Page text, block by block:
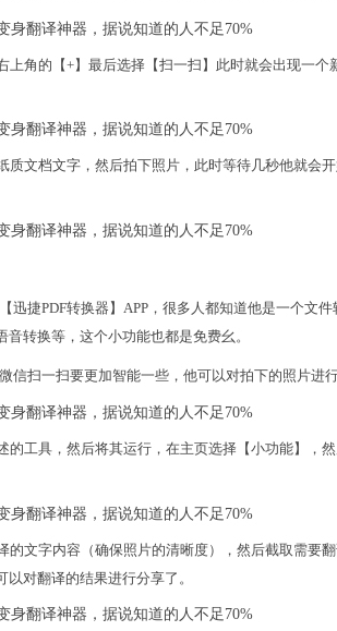
上角的【+】最后选择【扫一扫】此时就会出现一
质文档文字，然后拍下照片，此时等待几秒他就会
迅捷PDF转换器】APP，很多人都知道他是一个文
转换等，这个小功能也都是免费幺。
信扫一扫要更加智能一些，他可以对拍下的照片进
的工具，然后将其运行，在主页选择【小功能】，
的文字内容（确保照片的清晰度），然后截取需要
对翻译的结果进行分享了。